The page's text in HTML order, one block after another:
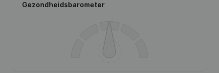
Gezondheidsbarometer